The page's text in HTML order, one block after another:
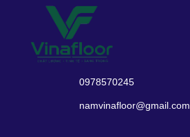
0978570245
namvinafloor@gmail.com